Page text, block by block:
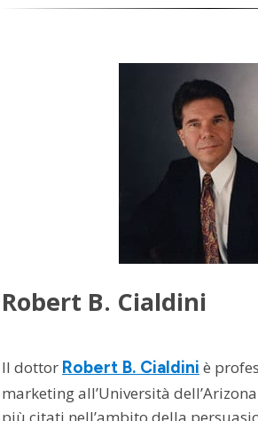
Robert B. Cialdini
Il dottor Robert B. Cialdini è
marketing all’Università